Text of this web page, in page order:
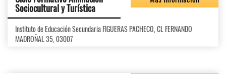
Sociocultural y Turística
Instituto de Educación Secundaria FIGUERAS PACHECO, CL FERNANDO
MADROÑAL 35, 03007